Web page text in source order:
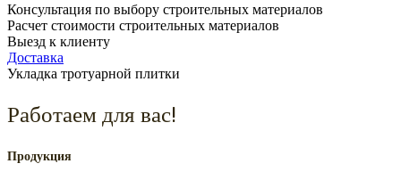
Консультация по выбору строительных материалов
Расчет стоимости строительных материалов
Выезд к клиенту
Доставка
Укладка тротуарной плитки
Работаем для вас!
Продукция